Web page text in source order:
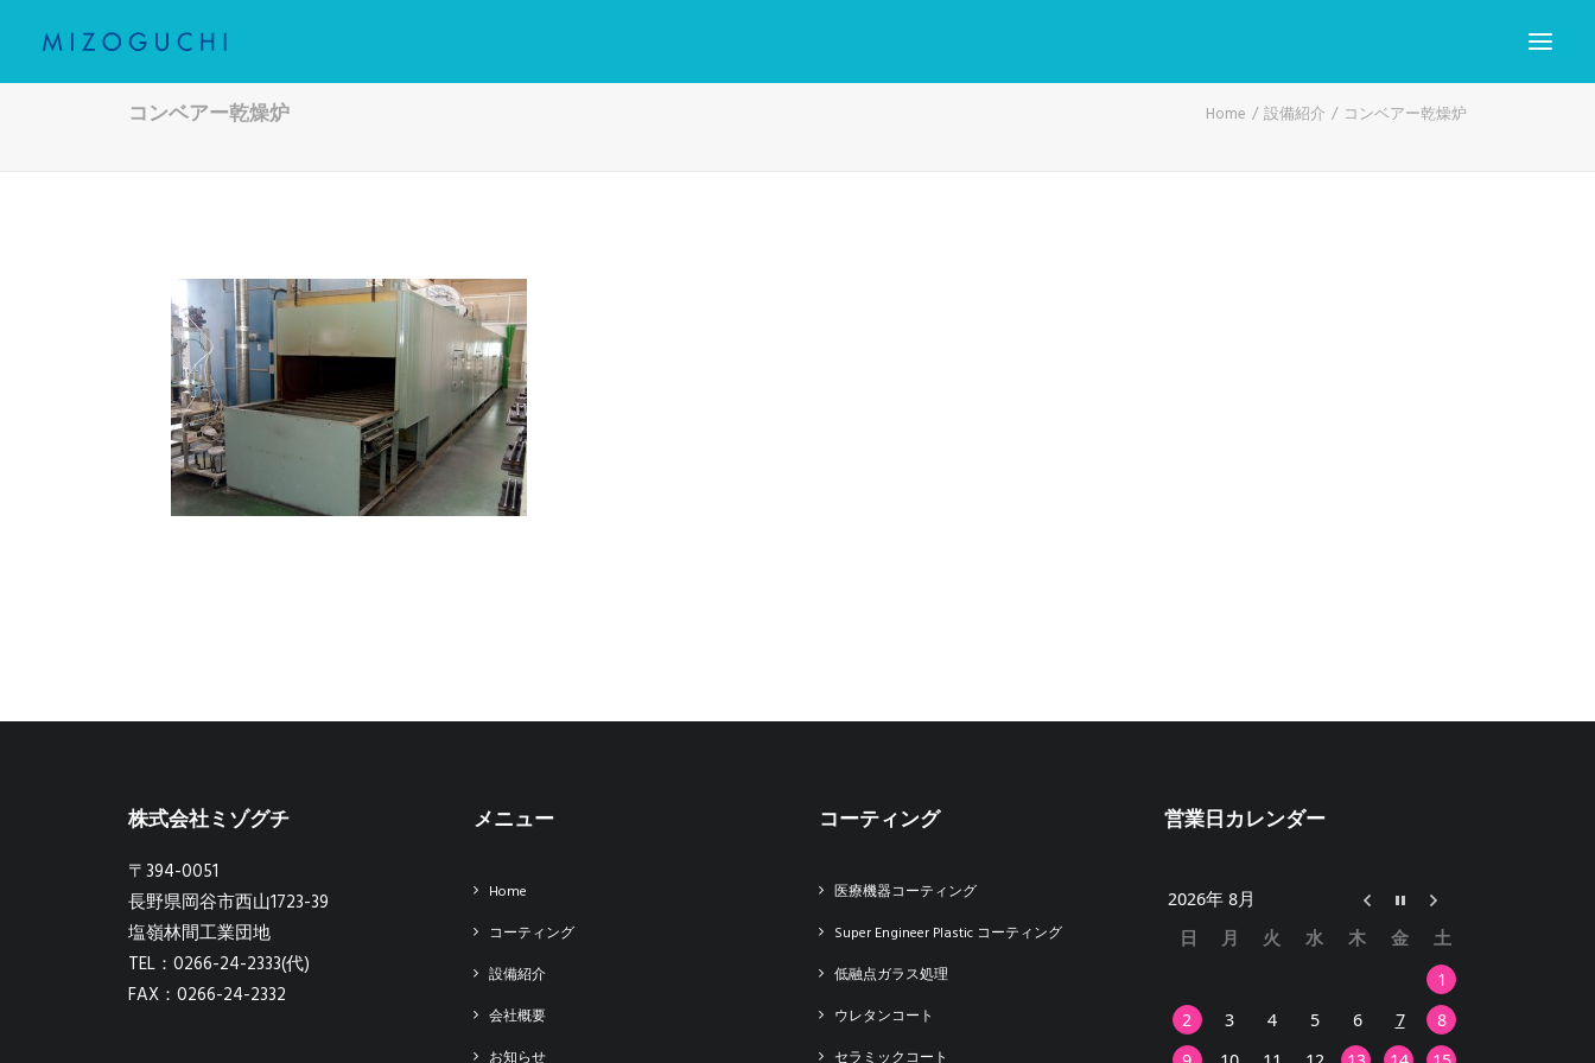
コンベアー乾燥炉 Home 設備紹介 コンベアー乾燥炉
株式会社ミゾグチ
〒394-0051
長野県岡谷市西山1723-39
塩嶺林間工業団地
TEL：0266-24-2333(代)
FAX：0266-24-2332
メニュー
Home
コーティング
設備紹介
会社概要
お知らせ
コーティング
医療機器コーティング
Super Engineer Plastic コーティング
低融点ガラス処理
ウレタンコート
セラミックコート
営業日カレンダー
2026年 8月
日 月 火 水 木 金 土
1
2
3 4 5 6 7
8